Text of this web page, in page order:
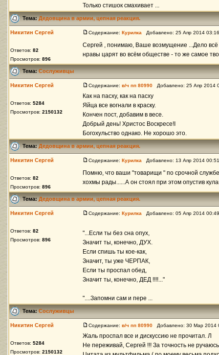
Только стишок смахивает ...
Тема:Дедовщина в армии, цепная реакция.
Никитин Сергей
Ответов: 82
Просмотров: 896
Содержание: Курилка Добавлено: 25 Апр 2014
Сергей , понимаю, Ваше возмущение ...Дело
нравы царят во всём обществе - то же самое
Тема:Сослуживцы
Никитин Сергей
Ответов: 5284
Просмотров: 2150132
Содержание: в/ч пп 80990 Добавлено: 25 Апр
Как на пасху, как на пасху
Яйца все вогнали в краску.
Кончен пост, добавим в весе.
Добрый день! Христос Воскресе!I
Богохульство однако. Не хорошо это.
Тема:Дедовщина в армии, цепная реакция.
Никитин Сергей
Ответов: 82
Просмотров: 896
Содержание: Курилка Добавлено: 13 Апр 2014
Помню, что ваши "товарищи " по срочной
хохмы рады......А он стоял при этом опустив
Тема:Дедовщина в армии, цепная реакция.
Никитин Сергей
Ответов: 82
Просмотров: 896
Содержание: Курилка Добавлено: 05 Апр 2014
"...Если ты без сна опух,
Значит ты, конечно, ДУХ.
Если спишь ты кое-как,
Значит, ты уже ЧЕРПАК,
Если ты проспал обед,
Значит ты, конечно, ДЕД !!!!..."
"....Запомни сам и пере ...
Тема:Сослуживцы
Никитин Сергей
Ответов: 5284
Просмотров: 2150132
Содержание: в/ч пп 80990 Добавлено: 30 Мар
Жаль проспал все и дискуссию не прочитал. Л
Не переживай, Сергей !!! За точность не